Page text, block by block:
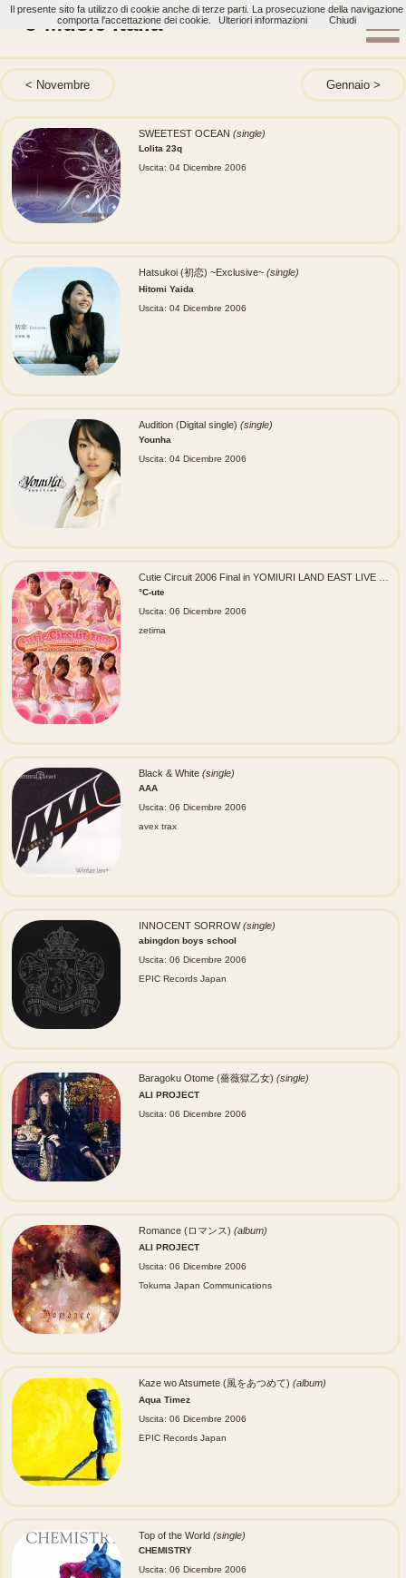
J-Music Italia
Novembre Gennaio
SWEETEST OCEAN (single)
Lolita 23q
Uscita: 04 Dicembre 2006
Hatsukoi (初恋) ~Exclusive~ (single)
Hitomi Yaida
Uscita: 04 Dicembre 2006
Audition (Digital single) (single)
Younha
Uscita: 04 Dicembre 2006
°C-ute
Uscita: 06 Dicembre 2006
zetima
Black & White (single)
AAA
Uscita: 06 Dicembre 2006
avex trax
INNOCENT SORROW(single)
abingdon boys school
Uscita: 06 Dicembre 2006
EPIC Records Japan
Baragoku Otome (薔薇獄乙女) (single)
ALI PROJECT
Uscita: 06 Dicembre 2006
Romance (ロマンス) (album)
ALI PROJECT
Uscita: 06 Dicembre 2006
Tokuma Japan Communications
Kaze wo Atsumete (風をあつめて) (album)
Aqua Timez
Uscita: 06 Dicembre 2006
EPIC Records Japan
Top of the World (single)
CHEMISTRY
Uscita: 06 Dicembre 2006
Il presente sito fa utilizzo di cookie anche di terze parti. La prosecuzione della navigazione
comporta l'accettazione dei cookie.
Ulteriori informazioni Chiudi